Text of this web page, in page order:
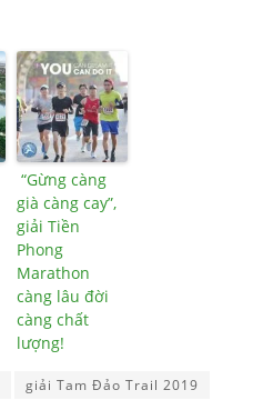
“Gừng càng
già càng cay”,
giải Tiền
Phong
Marathon
càng lâu đời
càng chất
lượng!
giải Tam Đảo Trail 2019